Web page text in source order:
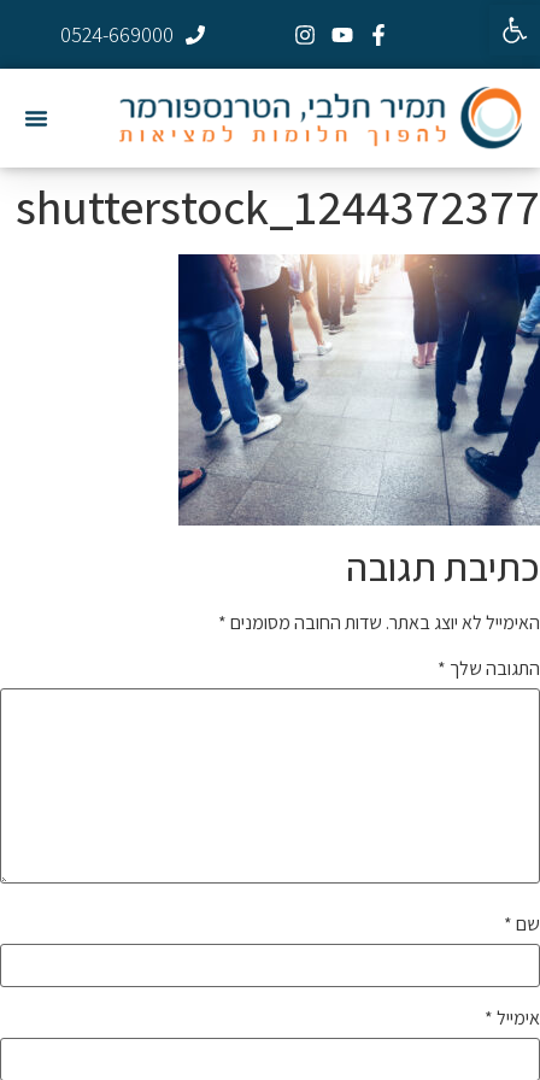
פתח סרגל נגישות
0524-669000
shutterstock_1244372377
כתיבת תגובה
האימייל לא יוצג באתר. שדות החובה מסומנים*
התגובה שלך *
שם*
אימייל*